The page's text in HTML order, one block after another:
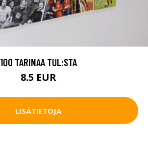
100 TARINAA TUL:STA
8.5 EUR
LISÄTIETOJA